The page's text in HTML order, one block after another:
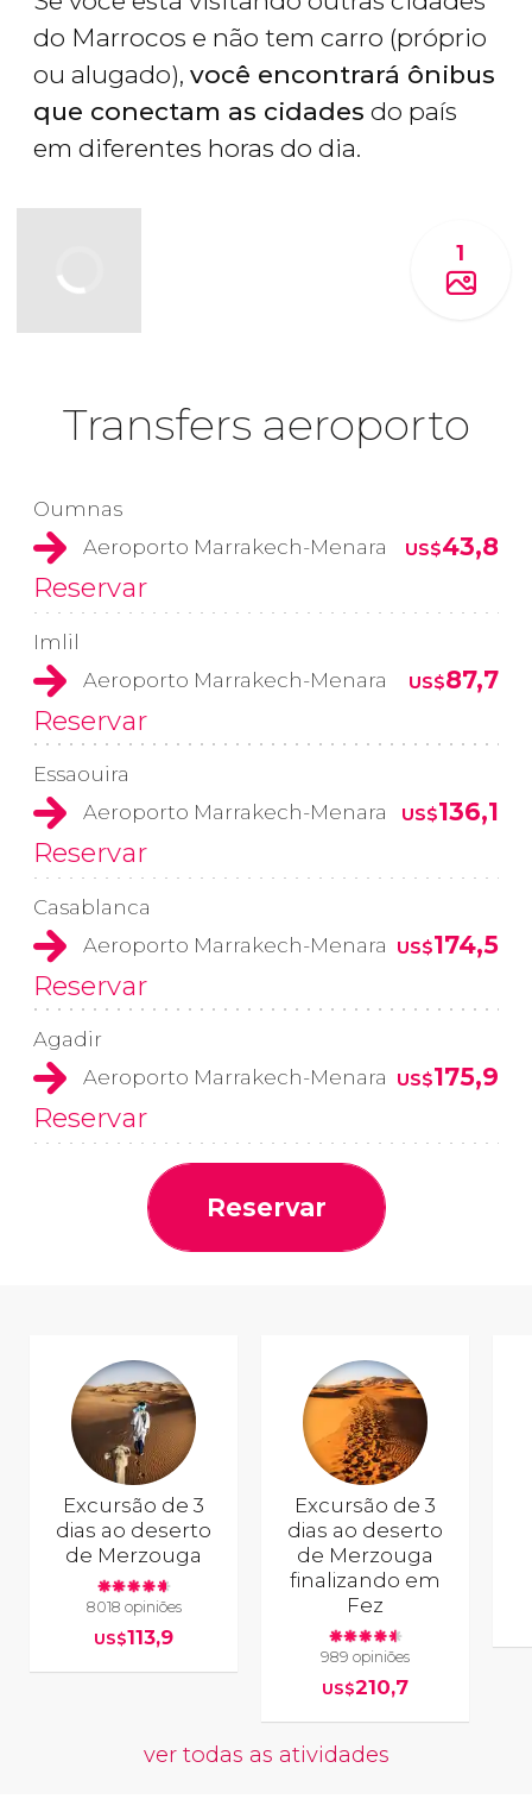
do Marrocos e não tem carro (próprio
ou alugado), você encontrará ônibus
que conectam as cidades do país
em diferentes horas do dia.
1
Transfers aeroporto
Oumnas
Aeroporto Marrakech-Menara
US$43,8
Reservar
Imlil
Aeroporto Marrakech-Menara
US$87,7
Reservar
Essaouira
Aeroporto Marrakech-Menara
US$136,1
Reservar
Casablanca
Aeroporto Marrakech-Menara
US$174,5
Reservar
Agadir
Aeroporto Marrakech-Menara
US$175,9
Reservar
Reservar
Excursão de 3
dias ao deserto
de Merzouga
8018 opiniões
US$113,9
Excursão de 3
dias ao deserto
de Merzouga
finalizando em
Fez
989 opiniões
US$210,7
ver todas as atividades